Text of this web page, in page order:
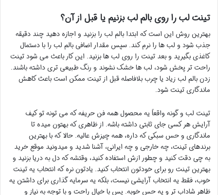
تینت لب را روی بالم لب بزنیم یا قبل از آن؟
بهترین روش این است که ابتدا بالم لب را بزنید و اجازه دهید چند دقیقه
جذب شود و لب ها را نرم کند. سپس مقدار اضافی بالم لب را با دستمال
کاغذی بگیرید و بعد تینت را روی لب ها بزنید. این کار باعث می شود تینت
راحت تر پخش شود، لب ها خشک نشوند و رنگ طبیعی تری داشته باشند.
زدن بالم لب زیاد یا چرب بلافاصله قبل از تینت ممکن است باعث کاهش
ماندگاری تینت شود.
تینت لب و گونه واقعاً یه محصول همه فن حریفه که می تونه تو کیف
آرایش هر کسی جای ثابتی داشته باشه. از ظاهری که بهتون میده تا
ماندگاری و حس سبکی که داره، همه چیزش عالیه. حالا که با بهترین
برندهای تینت، چه خارجی و چه ایرانی، آشنا شدید و میدونید موقع خرید
به چی دقت کنید و چطور ازش استفاده کنید، وقتشه که دل به دریا بزنید و
بهترین تینت رو برای خودتون انتخاب کنید. یادتون نره که انتخاب یه تینت
خوب، فقط یه انتخاب آرایشی نیست، بلکه یه سرمایه گذاری برای داشتن یه
ظاهر شاداب تر و یه حس خوبه. پس با خیال راحت و با توجه به نیاز و